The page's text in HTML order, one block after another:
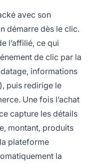
avec son
démarre dès le clic.
l’affilié, ce qui
de clic par la
informations
puis redirige le
Une fois l’achat
capture les détails
montant, produits
plateforme
la